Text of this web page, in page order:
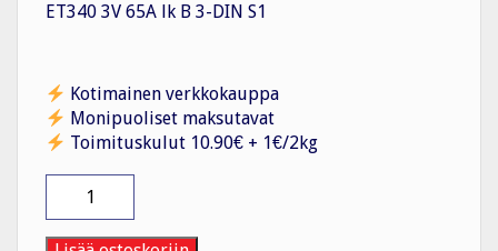
ET340 3V 65A lk B 3-DIN S1
Kotimainen verkkokauppa
Monipuoliset maksutavat
Toimituskulut 10.90€ + 1€/2kg
ET340
3V